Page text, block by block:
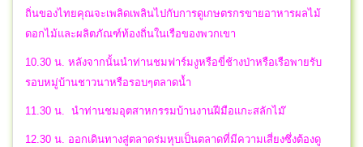
ถิ่นของไทยคุณจะเพลิดเพลินไปกับการดูเกษตรกรขายอาหารผลไม้
ดอกไม้และผลิตภัณฑ์ท้องถิ่นในเรือของพวกเขา
10.30 น. หลังจากนั้นนำท่านชมฟาร์มงูหรือขี่ช้างป่าหรือเรือพายรับ
รอบหมู่บ้านชาวนาหรือรอบๆตลาดน้ำ
11.30 น. นำท่านชมอุตสาหกรรมบ้านงานฝีมือแกะสลักไม๊
12.30 น. ออกเดินทางสู่ตลาดร่มหุบเป็นตลาดที่มีความเสี่ยงซึ่งต้องดู